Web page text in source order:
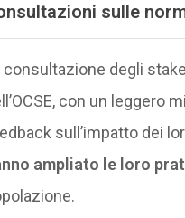
sulle
consultazione degli
con un leggero
sull’impatto dei
ampliato le loro